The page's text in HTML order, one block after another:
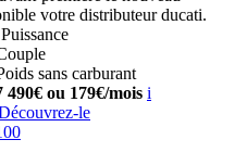
votre distributeur ducati.
Puissance
sans carburant
ou 179€/mois i
le